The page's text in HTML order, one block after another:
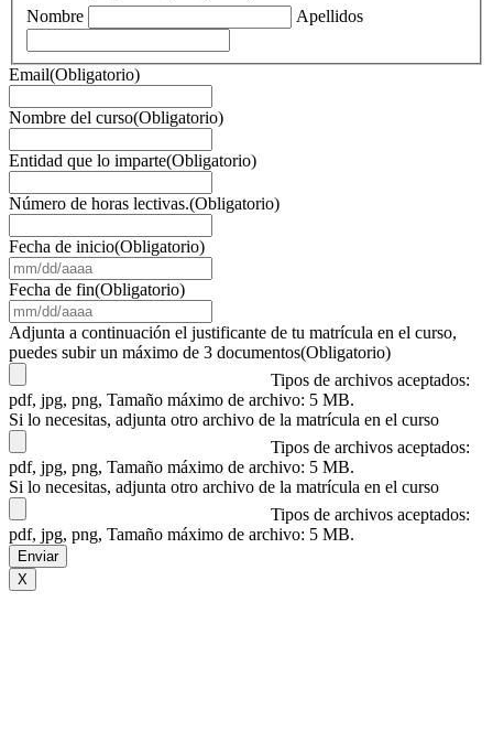
Nombre
Apellidos
Email(Obligatorio)
Nombre del curso(Obligatorio)
Entidad que lo imparte(Obligatorio)
Número de horas lectivas.(Obligatorio)
Fecha de inicio(Obligatorio)
barra
DD
barra
AAAA
Fecha de fin(Obligatorio)
barra
DD
Adjunta a continuación el justificante de tu matrícula en el curso,
puedes subir un máximo de 3 documentos(Obligatorio)
Tipos de archivos aceptados:
pdf, jpg, png, Tamaño máximo de archivo: 5 MB.
Si lo necesitas, adjunta otro archivo de la matrícula en el curso
Tipos de archivos aceptados:
pdf, jpg, png, Tamaño máximo de archivo: 5 MB.
Si lo necesitas, adjunta otro archivo de la matrícula en el curso
Tipos de archivos aceptados:
pdf, jpg, png, Tamaño máximo de archivo: 5 MB.
X